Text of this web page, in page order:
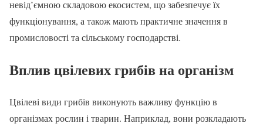
невід’ємною складовою екосистем, що забезпечує їх
функціонування, а також мають практичне значення в
промисловості та сільському господарстві.
Вплив цвілевих грибів на організм
Цвілеві види грибів виконують важливу функцію в
організмах рослин і тварин. Наприклад, вони розкладають